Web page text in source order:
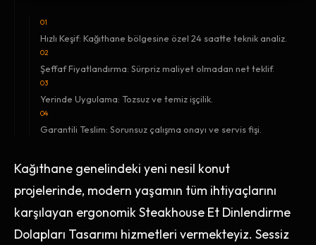
01
Hızlı Keşif: Kağıthane bölgesine özel 24 saatte teknik analiz.
02
Şeffaf Fiyatlandırma: Sürpriz maliyet olmadan net teklif.
03
Yerinde Uygulama: Tozsuz ve temiz işçilik.
04
Garantili Teslim: Sorunsuz çalışma onayı ve servis fişi.
Kağıthane genelindeki yeni nesil konut
projelerinde, modern yaşamın tüm ihtiyaçlarını
karşılayan ergonomik Steakhouse Et Dinlendirme
Dolapları Tasarımı hizmetleri vermekteyiz. Sessiz